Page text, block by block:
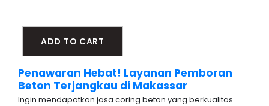
ADD TO CART
Penawaran Hebat! Layanan Pemboran
Beton Terjangkau di Makassar
Ingin mendapatkan jasa coring beton yang berkualitas